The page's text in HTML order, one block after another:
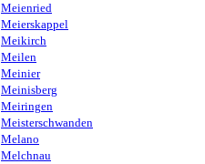
Meienried
Meierskappel
Meikirch
Meilen
Meinier
Meinisberg
Meiringen
Meisterschwanden
Melano
Melchnau